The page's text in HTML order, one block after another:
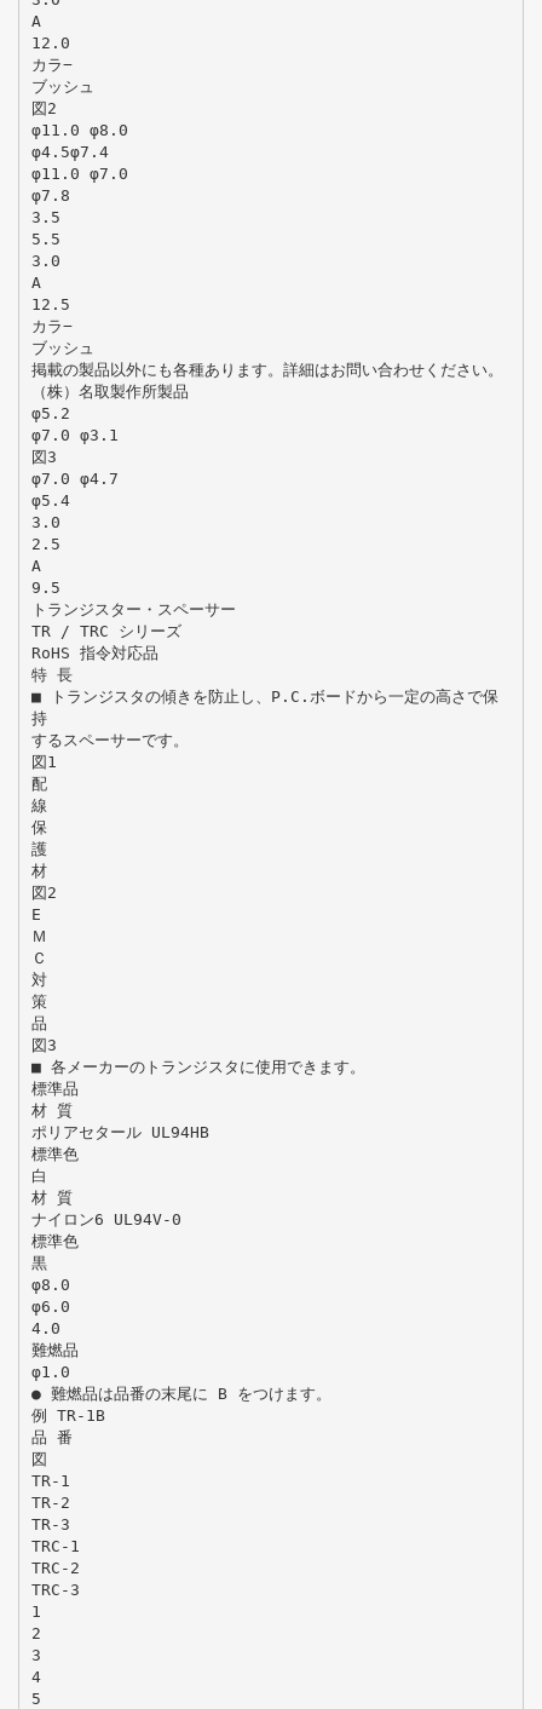
A
12.0
カラ−
ブッシュ
図2
φ11.0 φ8.0
φ4.5φ7.4
φ11.0 φ7.0
φ7.8
3.5
5.5
3.0
A
12.5
カラ−
ブッシュ
掲載の製品以外にも各種あります。詳細はお問い合わせください。
（株）名取製作所製品
φ5.2
φ7.0 φ3.1
図3
φ7.0 φ4.7
φ5.4
3.0
2.5
A
9.5
トランジスター・スペーサー
TR / TRC シリーズ
RoHS 指令対応品
特 長
■ トランジスタの傾きを防止し、P.C.ボードから一定の高さで保
持
するスペーサーです。
図1
配
線
保
護
材
図2
E
Ｍ
Ｃ
対
策
品
図3
■ 各メーカーのトランジスタに使用できます。
標準品
材 質
ポリアセタール UL94HB
標準色
白
材 質
ナイロン6 UL94V-0
標準色
黒
φ8.0
φ6.0
4.0
難燃品
φ1.0
● 難燃品は品番の末尾に B をつけます。
例 TR-1B
品 番
図
TR-1
TR-2
TR-3
TRC-1
TRC-2
TRC-3
1
2
3
4
5